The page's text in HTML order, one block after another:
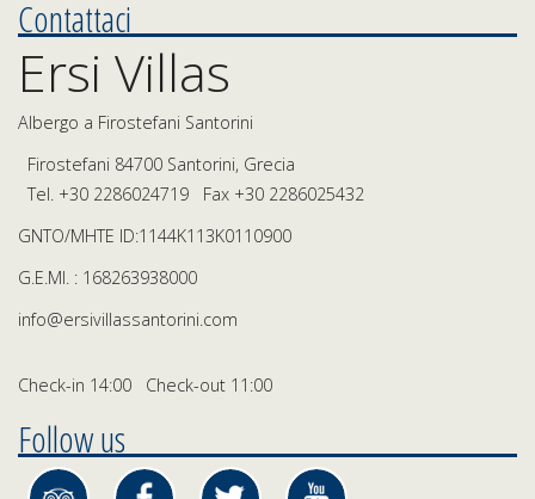
Contattaci
Ersi Villas
Albergo a Firostefani Santorini
Firostefani 84700 Santorini, Grecia
Tel. +30 2286024719
Fax +30 2286025432
GNTO/MHTE ID:1144Κ113Κ0110900
G.E.MI. : 168263938000
info@ersivillassantorini.com
Check-in 14:00 Check-out 11:00
Follow us